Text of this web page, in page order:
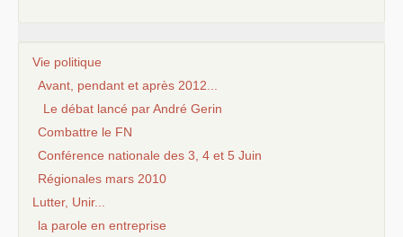
Vie politique
Avant, pendant et après 2012...
Le débat lancé par André Gerin
Combattre le FN
Conférence nationale des 3, 4 et 5 Juin
Régionales mars 2010
Lutter, Unir...
la parole en entreprise